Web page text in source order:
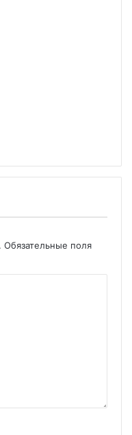
Обязательные поля